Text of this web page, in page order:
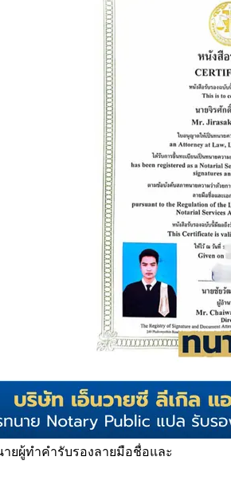
ยผู้ทำคำรับรองลายมือชื่อและ